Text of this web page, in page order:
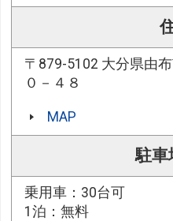
〒879-5102 大分県由
０－４８
MAP
駐車
乗用車：30台可
1泊：無料